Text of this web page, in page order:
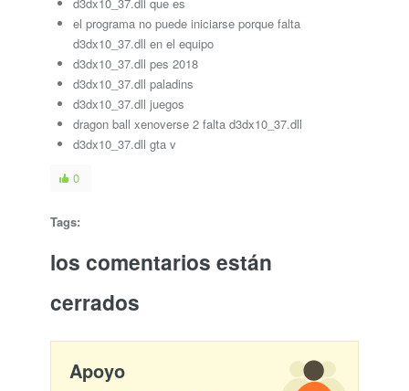
el programa no puede iniciarse porque falta
d3dx10_37.dll en el equipo
d3dx10_37.dll pes 2018
d3dx10_37.dll paladins
d3dx10_37.dll juegos
dragon ball xenoverse 2 falta d3dx10_37.dll
d3dx10_37.dll gta v
0
Tags:
los comentarios están
cerrados
Apoyo